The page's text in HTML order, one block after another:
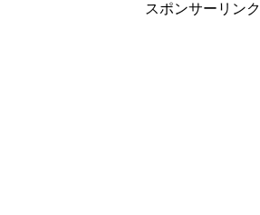
スポンサーリンク